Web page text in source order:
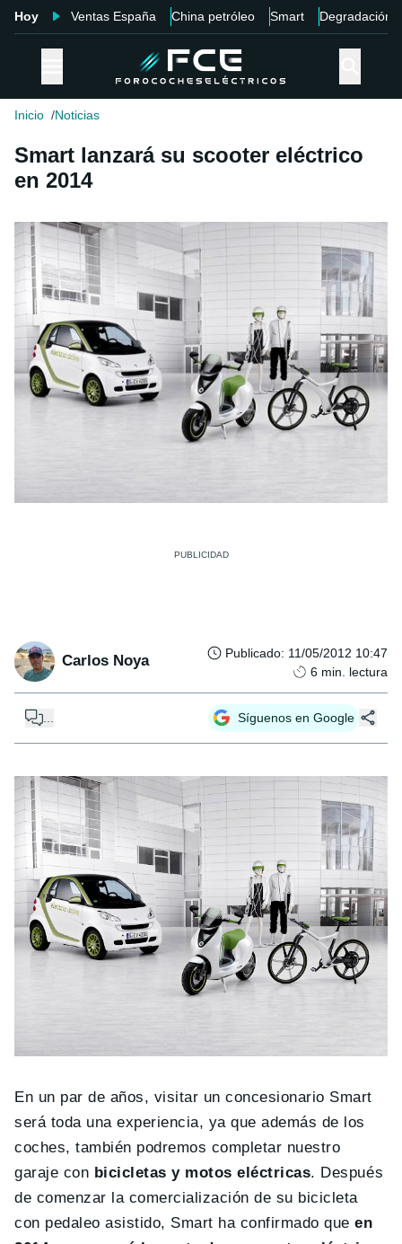
Hoy Ventas España China petróleo Smart Degradación
Inicio Noticias
Smart lanzará su scooter eléctrico
en 2014
Carlos Noya Publicado: 11/05/2012 10:47
6 min. lectura
Síguenos en Google
En un par de años, visitar un concesionario Smart
será toda una experiencia, ya que además de los
coches, también podremos completar nuestro
garaje con bicicletas y motos eléctricas. Después
de comenzar la comercialización de su bicicleta
con pedaleo asistido, Smart ha confirmado queen